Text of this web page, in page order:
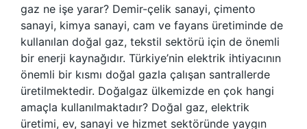
gaz ne işe yarar? Demir-çelik sanayi, çimento
sanayi, kimya sanayi, cam ve fayans üretiminde de
kullanılan doğal gaz, tekstil sektörü için de önemli
bir enerji kaynağıdır. Türkiye’nin elektrik ihtiyacının
önemli bir kısmı doğal gazla çalışan santrallerde
üretilmektedir. Doğalgaz ülkemizde en çok hangi
amaçla kullanılmaktadır? Doğal gaz, elektrik
üretimi, ev, sanayi ve hizmet sektöründe yaygın